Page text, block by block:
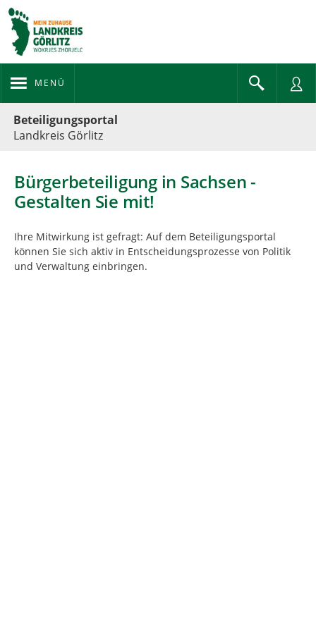
MENÜ
Beteiligungsportal
Landkreis Görlitz
Bürgerbeteiligung in Sachsen -
Gestalten Sie mit!
Ihre Mitwirkung ist gefragt: Auf dem Beteiligungsportal
können Sie sich aktiv in Entscheidungsprozesse von Politik
und Verwaltung einbringen.